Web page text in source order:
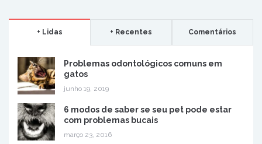
+ Lidas + Recentes Comentários
Problemas odontológicos comuns em
gatos
junho 19, 2019
6 modos de saber se seu pet pode estar
com problemas bucais
março 23, 2016